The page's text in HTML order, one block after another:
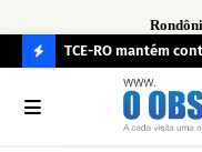
O
TCE-RO mantém
multa e caso pode